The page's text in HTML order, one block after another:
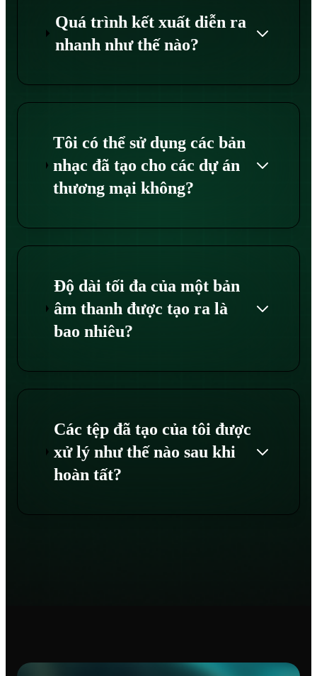
Quá trình kết xuất diễn ra
nhanh như thế nào?
Tôi có thể sử dụng các bản
nhạc đã tạo cho các dự án
thương mại không?
Độ dài tối đa của một bản
âm thanh được tạo ra là
bao nhiêu?
Các tệp đã tạo của tôi được
xử lý như thế nào sau khi
hoàn tất?